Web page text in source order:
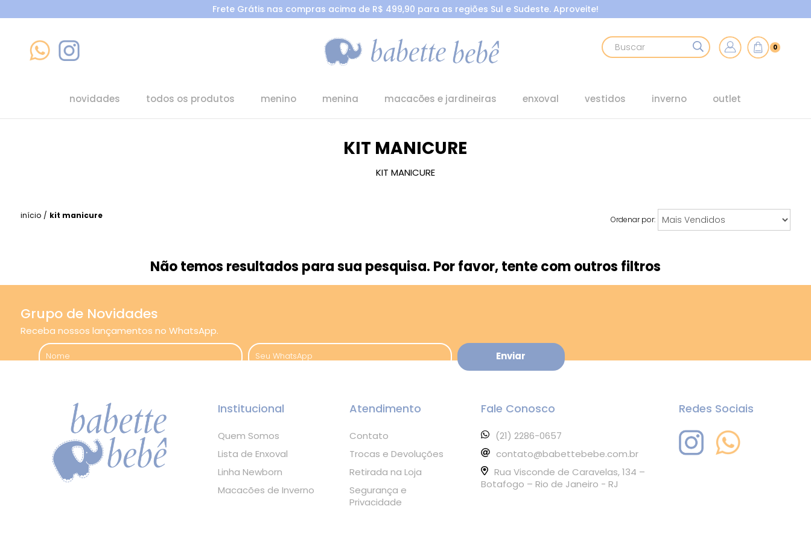
Frete Grátis nas compras acima de R$ 499,90 para as regiões Sul e Sudeste. Aproveite!
0
novidades todos os produtos menino menina macacões e jardineiras enxoval vestidos inverno outlet
KIT MANICURE
KIT MANICURE
início / kit manicure Ordenar por:
Não temos resultados para sua pesquisa. Por favor, tente com outros filtros
Grupo de Novidades
Receba nossos lançamentos no WhatsApp.
Institucional
Quem Somos
Lista de Enxoval
Linha Newborn
Macacões de Inverno
Atendimento
Contato
Trocas e Devoluções
Retirada na Loja
Segurança e
Privacidade
Fale Conosco
(21) 2286-0657
contato@babettebebe.com.br
Rua Visconde de Caravelas, 134 –
Botafogo – Rio de Janeiro - RJ
Redes Sociais